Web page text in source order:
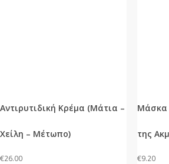
Αντιρυτιδική Κρέμα (Μάτια –
Χείλη – Μέτωπο)
€26.00
Μάσκα
της
€9.20